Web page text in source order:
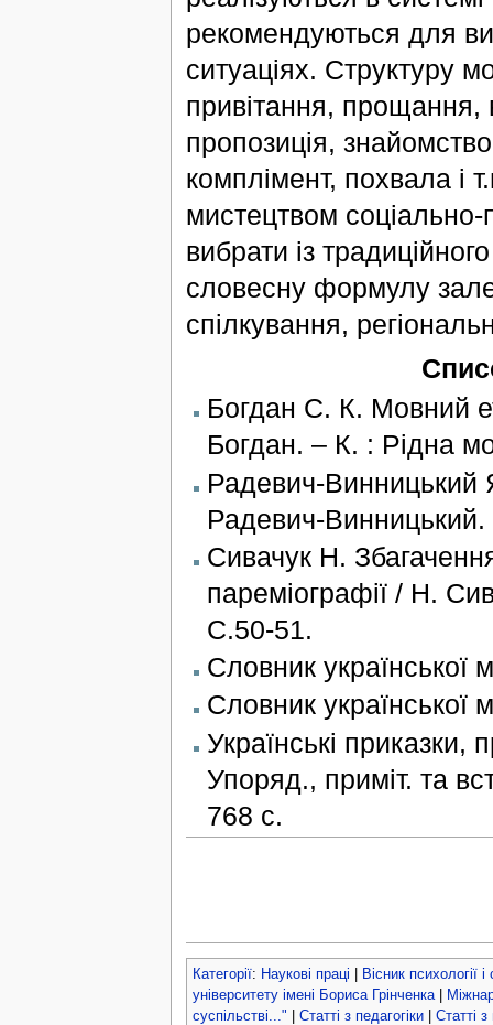
рекомендуються для
ситуаціях. Структуру
привітання,
пропозиція,
комплімент, похвала і
мистецтвом соціально-
вибрати із
словесну формулу
спілкування,
Богдан С. К. Мовний
Богдан. – К. : Рідна
Радевич-Винницький
Радевич-
Сивачук Н.
пареміографії / Н.
С.50-51.
Словник української
Словник
Українські приказки,
Упоряд., приміт. та
768 с.
Категорії: Наукові праці
Вісник психології
університету імені Бориса Грінченка|
суспільстві..."
Статті з педагогіки| Статті з